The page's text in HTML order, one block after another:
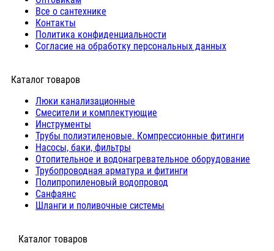
Все о сантехнике
Контакты
Политика конфиденциальности
Согласие на обработку персональных данных
Каталог товаров
Люки канализационные
Cмесители и комплектующие
Инструменты
Трубы полиэтиленовые. Компрессионные фитинги
Насосы, баки, фильтры
Отопительное и водонагревательное оборудование
Трубопроводная арматура и фитинги
Полипропиленовый водопровод
Санфаянс
Шланги и поливочные системы
⠀Каталог товаров